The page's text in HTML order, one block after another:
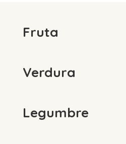
Fruta
Verdura
Legumbre